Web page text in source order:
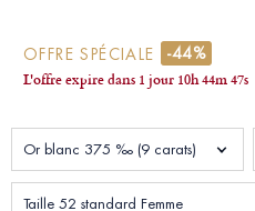
OFFRE SPÉCIALE
-44%
L'offre expire dans 1 jour 10h44m46s
Or blanc 375 ‰ (9 carats)
Taille 52 standard Femme